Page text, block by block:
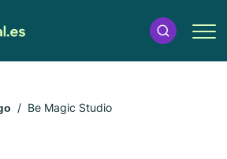
Be Magic Studio